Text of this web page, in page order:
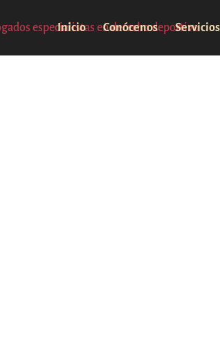
Inicio Conócenos Servicios